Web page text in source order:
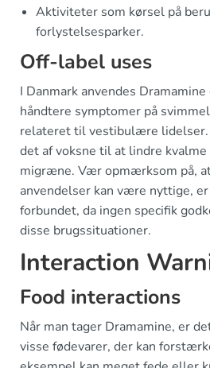
Aktiviteter som kørsel på
forlystelsesparker.
Off-label uses
I Danmark anvendes
håndtere symptomer på
relateret til vestibulære lidelser.
det af voksne til at lindre
migræne. Vær opmærksom på,
anvendelser kan være nyttige,
forbundet, da ingen specifik
disse brugssituationer.
Interaction
Food interactions
Når man tager Dramamine, er
visse fødevarer, der kan